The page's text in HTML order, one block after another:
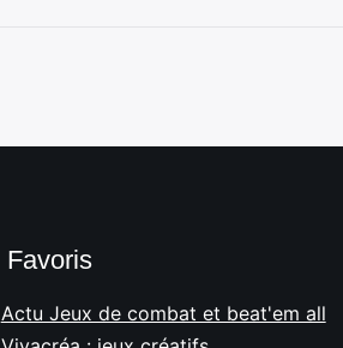
Favoris
Actu Jeux de combat et beat'em all